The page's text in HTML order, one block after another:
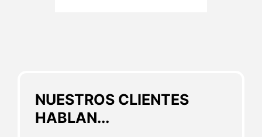
NUESTROS CLIENTES
HABLAN...